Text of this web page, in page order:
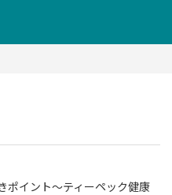
イント～ティーペック健康